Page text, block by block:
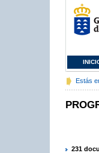
Estás
231